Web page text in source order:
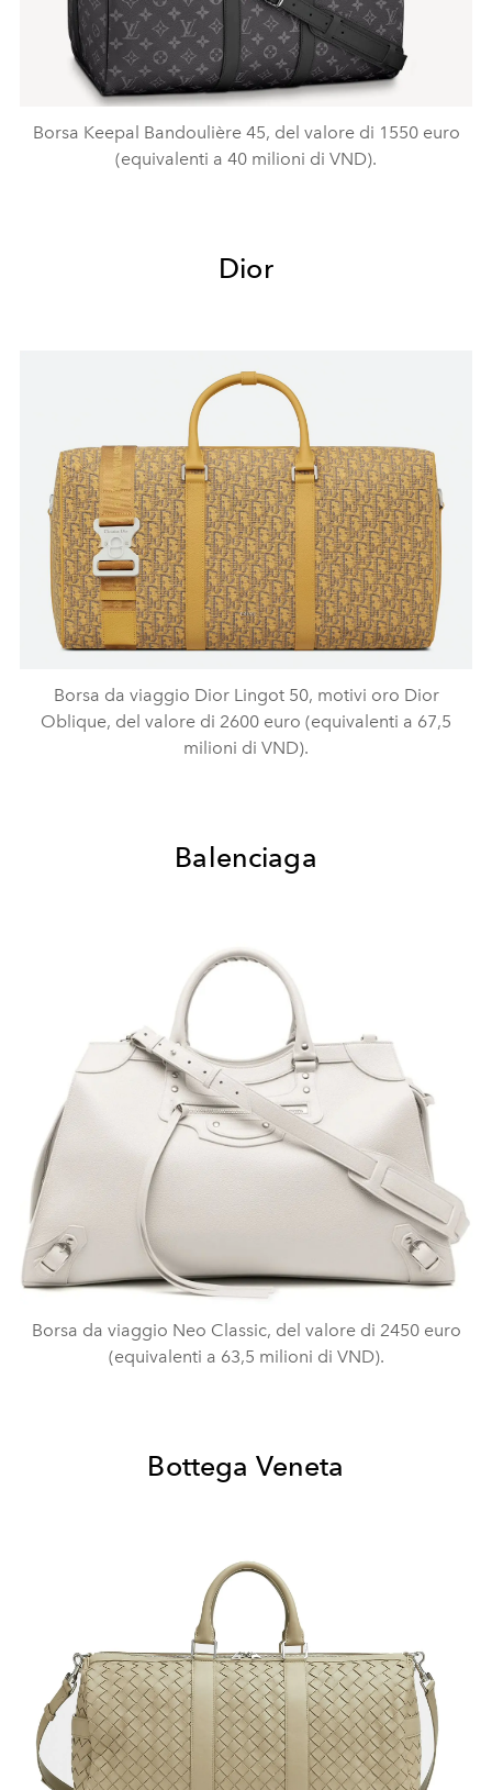
Borsa Keepal Bandoulière 45, del valore di 1550 euro
(equivalenti a 40 milioni di VND).
Dior
Borsa da viaggio Dior Lingot 50, motivi oro Dior
Oblique, del valore di 2600 euro (equivalenti a 67,5
milioni di VND).
Balenciaga
Borsa da viaggio Neo Classic, del valore di 2450 euro
(equivalenti a 63,5 milioni di VND).
Bottega Veneta